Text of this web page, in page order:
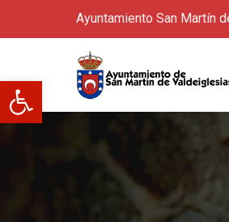
Abrir barra de herramientas
Ayuntamiento San Martín